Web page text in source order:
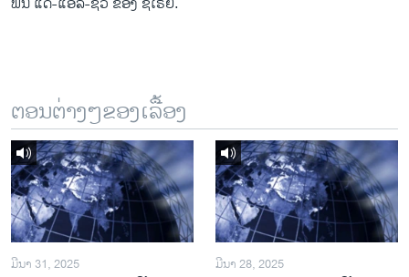
ຕອນຕ່າງໆຂອງເລື້ອງ
ມີນາ 31, 2025 ມີນາ 28, 2025